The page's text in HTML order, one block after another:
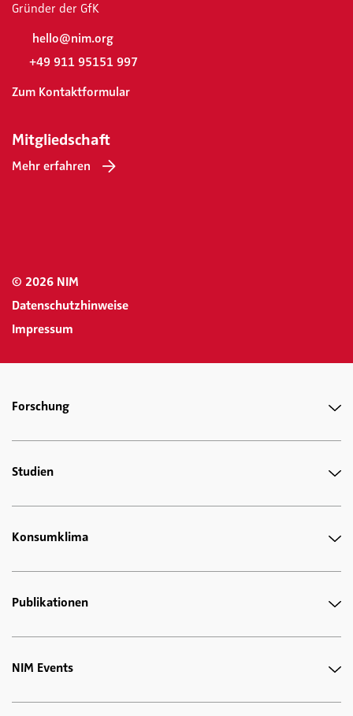
Gründer der GfK
hello@nim.org
+49 911 95151 997
Zum Kontaktformular
Mitgliedschaft
Mehr erfahren
© 2026 NIM
Datenschutzhinweise
Impressum
Forschung
Studien
Konsumklima
Publikationen
NIM Events